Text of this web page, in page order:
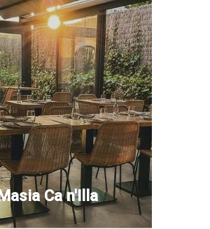
Ca n'Illa